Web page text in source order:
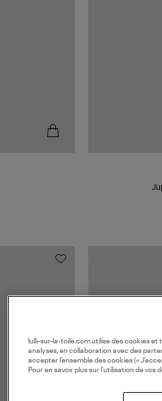
lulli-sur-la-toile.com utilise des cookies
analyses, en collaboration avec des
accepter l’ensemble des cookies («
Pour en savoir plus sur l’utilisation de vos